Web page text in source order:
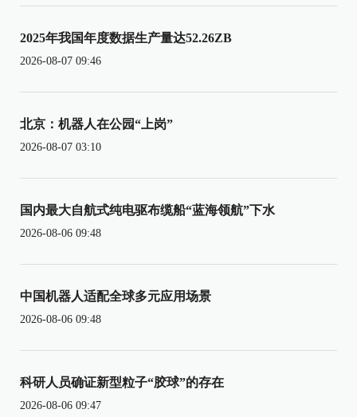
2025年我国年度数据生产量达52.26ZB
2026-08-07 09:46
北京：机器人在公园“上岗”
2026-08-07 03:10
国内最大自航式纯电驱布缆船“蓝海领航”下水
2026-08-06 09:48
中国机器人适配全球多元应用场景
2026-08-06 09:48
科研人员确证新型粒子“胶球”的存在
2026-08-06 09:47